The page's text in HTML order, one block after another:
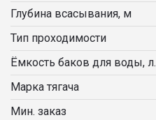
Глубина всасывания, м
Тип проходимости
Ёмкость баков для воды, л.
Марка тягача
Мин. заказ